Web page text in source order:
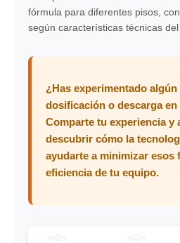
fórmula para diferentes pisos,
según características técnicas del
¿Has experimentado
dosificación o descarga
Comparte tu experiencia y
descubrir cómo la
ayudarte a minimizar esos
eficiencia de tu equipo.